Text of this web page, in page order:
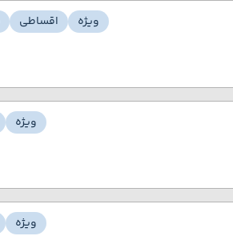
ویژه اقساطی
ویژه
ویژه